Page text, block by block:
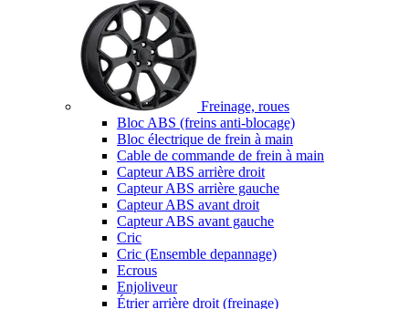
Freinage, roues
Bloc ABS (freins anti-blocage)
Bloc électrique de frein à main
Cable de commande de frein à main
Capteur ABS arrière droit
Capteur ABS arrière gauche
Capteur ABS avant droit
Capteur ABS avant gauche
Cric
Cric (Ensemble depannage)
Ecrous
Enjoliveur
Étrier arrière droit (freinage)